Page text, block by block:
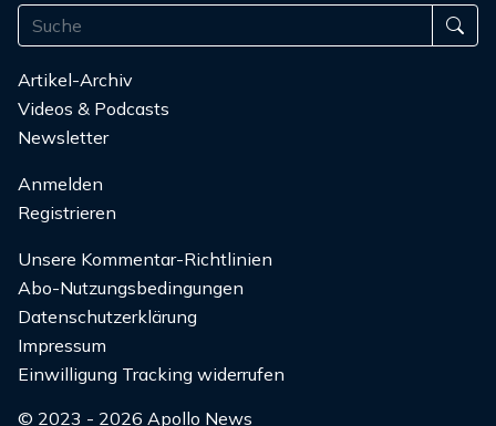
Artikel-Archiv
Videos & Podcasts
Newsletter
Anmelden
Registrieren
Unsere Kommentar-Richtlinien
Abo-Nutzungsbedingungen
Datenschutzerklärung
Impressum
Einwilligung Tracking widerrufen
© 2023 - 2026 Apollo News